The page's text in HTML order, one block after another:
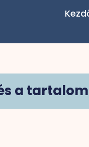
a